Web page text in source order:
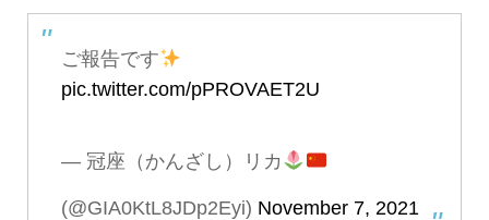
ご報告です
pic.twitter.com/pPROVAET2U
— 冠座（かんざし）リカ
(@GIA0KtL8JDp2Eyi) November 7, 2021